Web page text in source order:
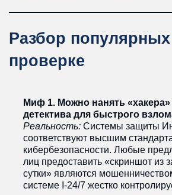
Разбор
проверке
Миф 1. Можно нанять «хакера»
детектива для быстрого
Реальность: Системы защиты
соответствуют высшим
кибербезопасности. Любые
лиц предоставить «скриншот из
сутки» являются
системе I-24/7 жестко